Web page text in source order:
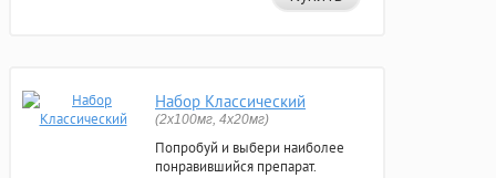
Набор Классический
(2x100мг, 4x20мг)
Попробуй и выбери наиболее
понравившийся препарат.